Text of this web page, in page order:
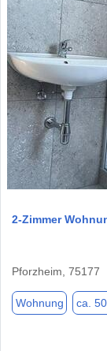
2-Zimmer
Pforzheim, 75177
Wohnung ca.